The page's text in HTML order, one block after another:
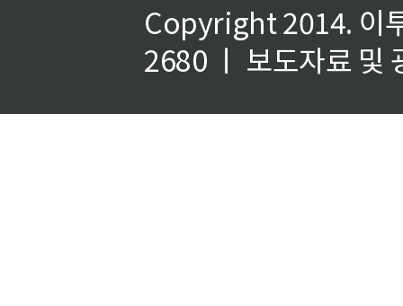
Copyright 2014. 이
2680 ㅣ 보도자료